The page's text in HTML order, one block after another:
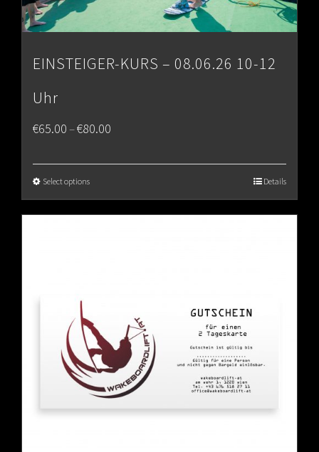
EINSTEIGER-KURS – 08.06.26 10-12
Uhr
€65.00–€80.00
Select options Details